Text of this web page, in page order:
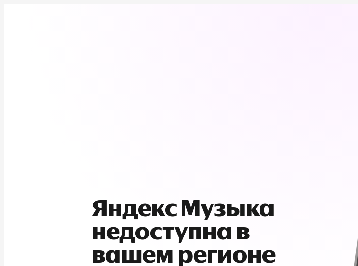
Яндекс Музыка
недоступна в
вашем регионе